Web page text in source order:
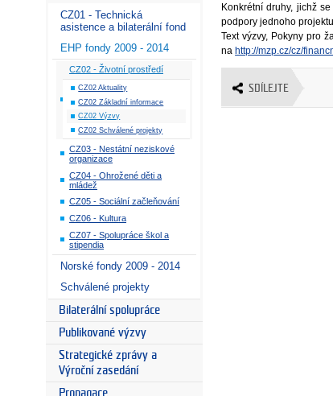
CZ01 - Technická
asistence a bilaterální fond
EHP fondy 2009 - 2014
CZ02 - Životní prostředí
CZ02 Aktuality
CZ02 Základní informace
CZ02 Výzvy
CZ02 Schválené projekty
CZ03 - Nestátní neziskové
organizace
CZ04 - Ohrožené děti a
mládež
CZ05 - Sociální začleňování
CZ06 - Kultura
CZ07 - Spolupráce škol a
stipendia
Norské fondy 2009 - 2014
Schválené projekty
Bilaterální spolupráce
Publikované výzvy
Strategické zprávy a
Výroční zasedání
Propagace
Konkrétní druhy, jichž
podpory jednoho
Text výzvy, Pokyny pro
nahttp://mzp.cz/cz/
SDÍLEJTE